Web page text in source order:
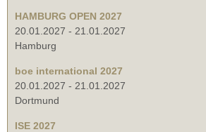
HAMBURG OPEN 2027
20.01.2027 - 21.01.2027
Hamburg
boe international 2027
20.01.2027 - 21.01.2027
Dortmund
ISE 2027